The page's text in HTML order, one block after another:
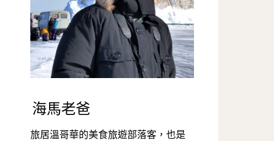
海馬老爸
旅居溫哥華的美食旅遊部落客，也是